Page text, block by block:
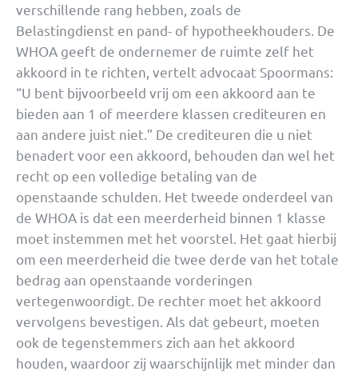
verschillende rang hebben, zoals de
Belastingdienst en pand- of hypotheekhouders. De
WHOA geeft de ondernemer de ruimte zelf het
akkoord in te richten, vertelt advocaat Spoormans:
“U bent bijvoorbeeld vrij om een akkoord aan te
bieden aan 1 of meerdere klassen crediteuren en
aan andere juist niet.” De crediteuren die u niet
benadert voor een akkoord, behouden dan wel het
recht op een volledige betaling van de
openstaande schulden. Het tweede onderdeel van
de WHOA is dat een meerderheid binnen 1 klasse
moet instemmen met het voorstel. Het gaat hierbij
om een meerderheid die twee derde van het totale
bedrag aan openstaande vorderingen
vertegenwoordigt. De rechter moet het akkoord
vervolgens bevestigen. Als dat gebeurt, moeten
ook de tegenstemmers zich aan het akkoord
houden, waardoor zij waarschijnlijk met minder dan